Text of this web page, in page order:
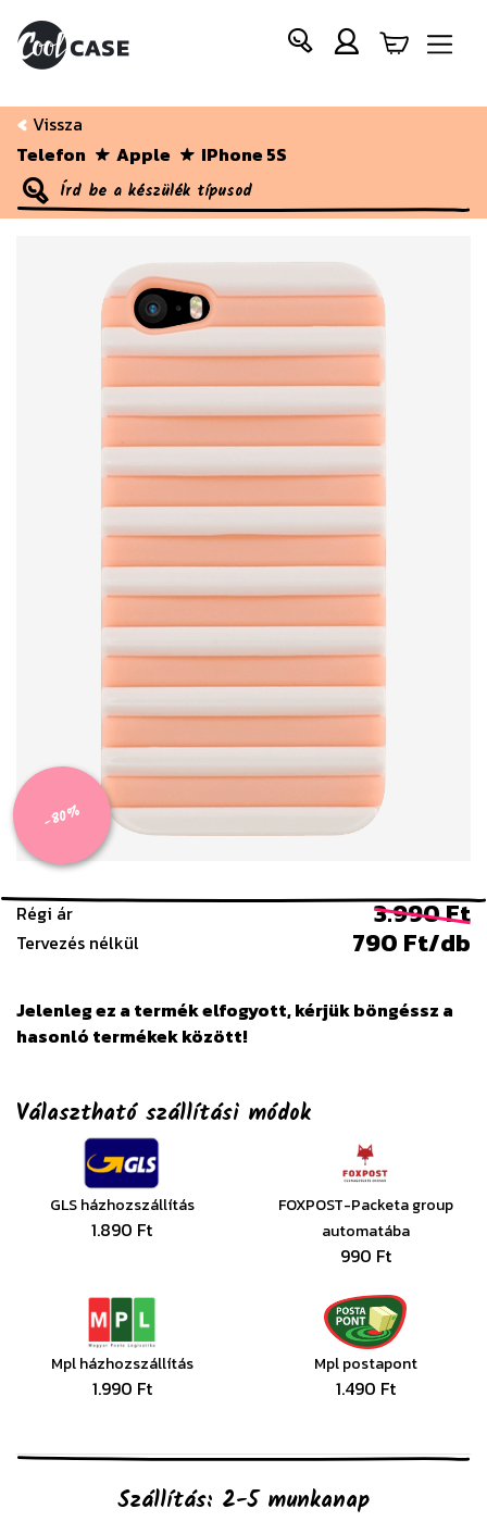
Vissza
Telefon
Apple IPhone 5S
-80%
Régi ár 3.990 Ft
Tervezés nélkül 790 Ft/db
Jelenleg ez a termék elfogyott, kérjük böngéssz a
hasonló termékek között!
Választható szállítási módok
GLS házhozszállítás
1.890 Ft
FOXPOST-Packeta group
automatába
990 Ft
Mpl házhozszállítás
1.990 Ft
Mpl postapont
1.490 Ft
Szállítás: 2-5 munkanap